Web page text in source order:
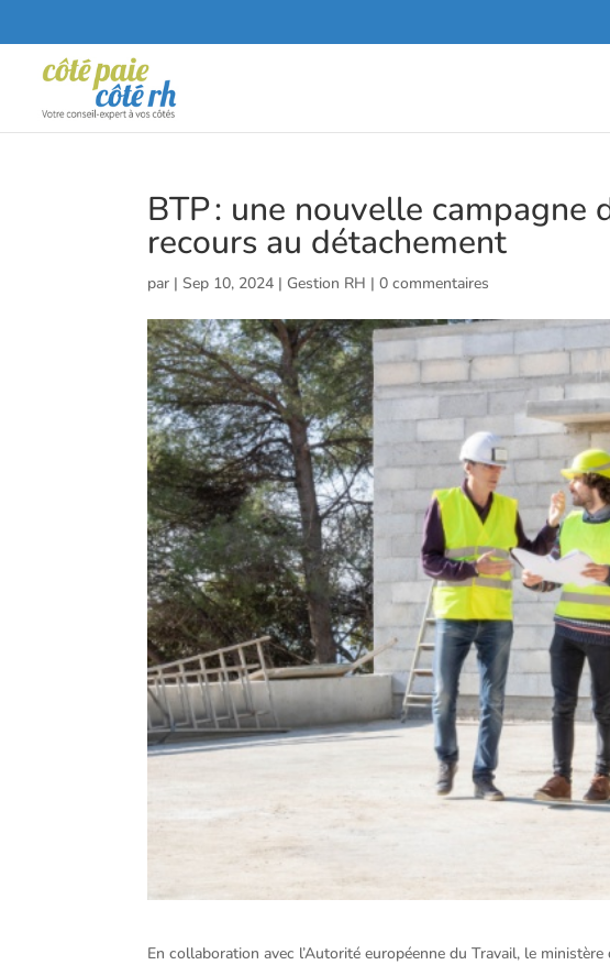
BTP : une nouvelle campagne
recours au détachement
par |Sep 10, 2024 | Gestion RH |0 commentaires
En collaboration avec l’Autorité européenne du Travail, le